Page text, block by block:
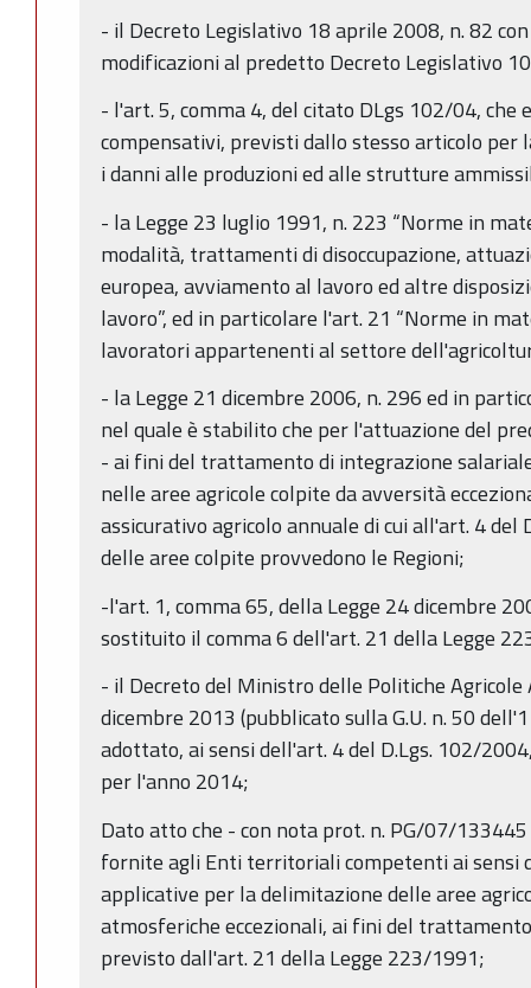
- il Decreto Legislativo 18 aprile 2008, n. 82
modificazioni al predetto Decreto Legislativo
- l'art. 5, comma 4, del citato DLgs 102/04, che
compensativi, previsti dallo stesso articolo
i danni alle produzioni ed alle strutture
- la Legge 23 luglio 1991, n. 223 “Norme in
modalità, trattamenti di disoccupazione,
europea, avviamento al lavoro ed altre
lavoro”, ed in particolare l'art. 21 “Norme in
lavoratori appartenenti al settore
- la Legge 21 dicembre 2006, n. 296 ed in
nel quale è stabilito che per l'attuazione del
- ai fini del trattamento di integrazione
nelle aree agricole colpite da avversità
assicurativo agricolo annuale di cui all'art. 4
delle aree colpite provvedono le Regioni;
-l'art. 1, comma 65, della Legge 24 dicembre
sostituito il comma 6 dell'art. 21 della Legge
- il Decreto del Ministro delle Politiche
dicembre 2013 (pubblicato sulla G.U. n. 50
adottato, ai sensi dell'art. 4 del D.Lgs. 102/
per l'anno 2014;
Dato atto che - con nota prot. n. PG/07/
fornite agli Enti territoriali competenti ai sensi
applicative per la delimitazione delle aree
atmosferiche eccezionali, ai fini del
previsto dall'art. 21 della Legge 223/1991;